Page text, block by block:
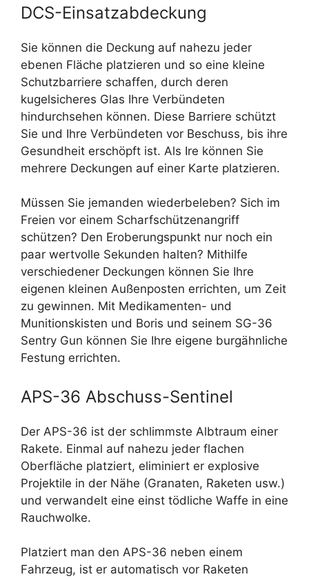
DCS-Einsatzabdeckung
Sie können die Deckung auf nahezu jeder
ebenen Fläche platzieren und so eine kleine
Schutzbarriere schaffen, durch deren
kugelsicheres Glas Ihre Verbündeten
hindurchsehen können. Diese Barriere schützt
Sie und Ihre Verbündeten vor Beschuss, bis ihre
Gesundheit erschöpft ist. Als Ire können Sie
mehrere Deckungen auf einer Karte platzieren.
Müssen Sie jemanden wiederbeleben? Sich im
Freien vor einem Scharfschützenangriff
schützen? Den Eroberungspunkt nur noch ein
paar wertvolle Sekunden halten? Mithilfe
verschiedener Deckungen können Sie Ihre
eigenen kleinen Außenposten errichten, um Zeit
zu gewinnen. Mit Medikamenten- und
Munitionskisten und Boris und seinem SG-36
Sentry Gun können Sie Ihre eigene burgähnliche
Festung errichten.
APS-36 Abschuss-Sentinel
Der APS-36 ist der schlimmste Albtraum einer
Rakete. Einmal auf nahezu jeder flachen
Oberfläche platziert, eliminiert er explosive
Projektile in der Nähe (Granaten, Raketen usw.)
und verwandelt eine einst tödliche Waffe in eine
Rauchwolke.
Platziert man den APS-36 neben einem
Fahrzeug, ist er automatisch vor Raketen